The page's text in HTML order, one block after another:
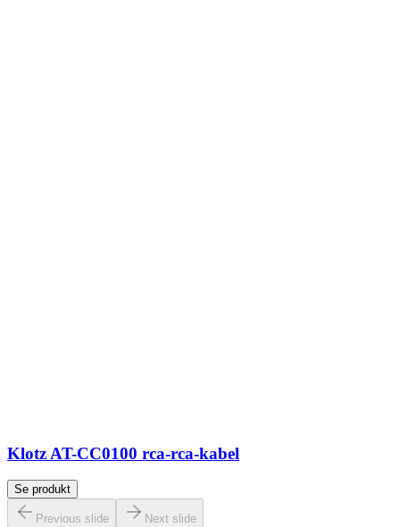
Klotz AT-CC0100 rca-rca-kabel
Se produkt
Previous slide Next slide